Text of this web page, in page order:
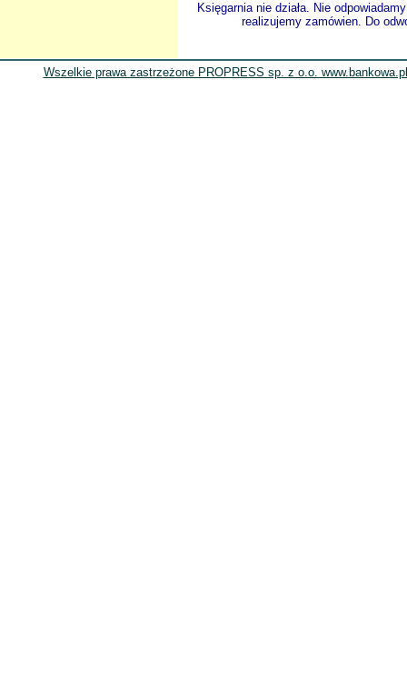
Księgarnia nie działa. Nie
realizujemy zamówien. Do
Wszelkie prawa zastrzeżone PROPRESS sp. z o.o.